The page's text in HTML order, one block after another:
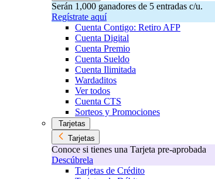
Serán 1,000 ganadores de 5 entradas c/u.
Regístrate aquí
Cuenta Contigo: Retiro AFP
Cuenta Digital
Cuenta Premio
Cuenta Sueldo
Cuenta Ilimitada
Wardaditos
Ver todos
Cuenta CTS
Sorteos y Promociones
Tarjetas
Tarjetas
Conoce si tienes una Tarjeta pre-aprobada
Descúbrela
Tarjetas de Crédito